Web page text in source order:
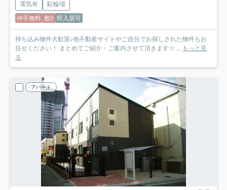
電気有
駐輪場
仲手無料 敷0 即入居可
持ち込み物件大歓迎♪他不動産サイトやご自分でお探しされた物件もお
任せください！ まとめてご紹介・ご案内させて頂きます☆ ... もっと見
る
アパート